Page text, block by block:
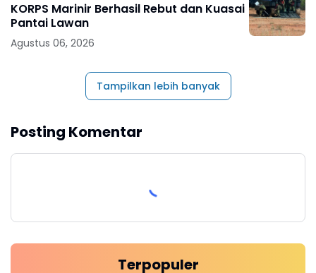
KORPS Marinir Berhasil Rebut dan Kuasai
Pantai Lawan
Agustus 06, 2026
Tampilkan lebih banyak
Posting Komentar
Terpopuler